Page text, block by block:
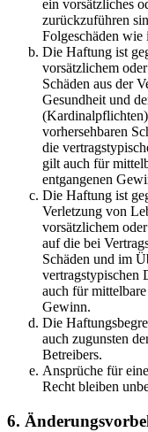
ein vorsätzliches
zurückzuführen
Folgeschäden wie
Die Haftung ist
vorsätzlichem
Schäden aus der
Gesundheit und
vorhersehbaren
die
gilt auch für
entgangenen
Die Haftung ist
Verletzung von
vorsätzlichem
auf die bei
Schäden und im
vertragstypischen
auch für
Gewinn.
Die
auch zugunsten
Betreibers.
Ansprüche für
Recht bleiben
6.